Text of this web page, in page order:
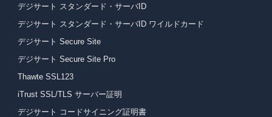
デジサート スタンダード・サーバID
デジサート スタンダード・サーバID ワイルドカード
デジサート Secure Site
デジサート Secure Site Pro
Thawte SSL123
iTrust SSL/TLS サーバー証明
デジサート コードサイニング証明書